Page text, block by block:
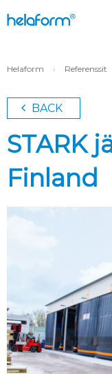
Helaform › Referenssit
BACK
STARK
Finland